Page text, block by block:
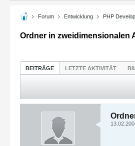
Forum Entwicklung PHP
Ordner in zweidimensionalen
BEITRÄGE LETZTE AKTIVITÄT